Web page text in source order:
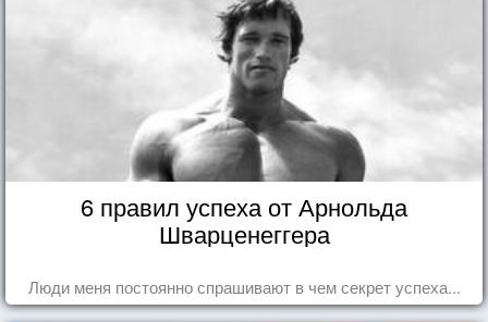
6 правил успеха от Арнольда
Шварценеггера
Люди меня постоянно спрашивают в чем секрет успеха...